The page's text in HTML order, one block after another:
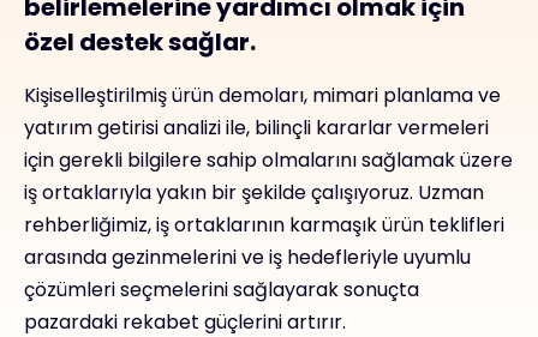
belirlemelerine yardımcı olmak için
özel destek sağlar.
Kişiselleştirilmiş ürün demoları, mimari planlama ve
yatırım getirisi analizi ile, bilinçli kararlar vermeleri
için gerekli bilgilere sahip olmalarını sağlamak üzere
iş ortaklarıyla yakın bir şekilde çalışıyoruz. Uzman
rehberliğimiz, iş ortaklarının karmaşık ürün teklifleri
arasında gezinmelerini ve iş hedefleriyle uyumlu
çözümleri seçmelerini sağlayarak sonuçta
pazardaki rekabet güçlerini artırır.